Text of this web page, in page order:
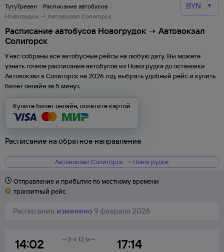
ТутуТревел · Расписание автобусов ·
Новогрудок → Автовокзал Солигорск
Расписание автобусов Новогрудок → Автовокзал
Солигорск
У нас собраны все автобусные рейсы на любую дату. Вы можете
узнать точное расписание автобусов из Новогрудка доостановки
Автовокзал в Солигорск на 2026 год, выбрать удобный рейс и купить
билет онлайн за 5 минут.
Купите билет онлайн, оплатите картой
Расписание на обратное направление
Автовокзал Солигорск → Новогрудок
Отправление и прибытие по местному времени
транзитный рейс
Расписание изменено 9 февраля 2026
14:02 17:14
3 ч 12 м